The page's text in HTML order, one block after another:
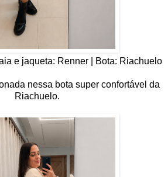
e jaqueta: Renner | Bota: Riachuelo
nessa bota super confortável da
Riachuelo.